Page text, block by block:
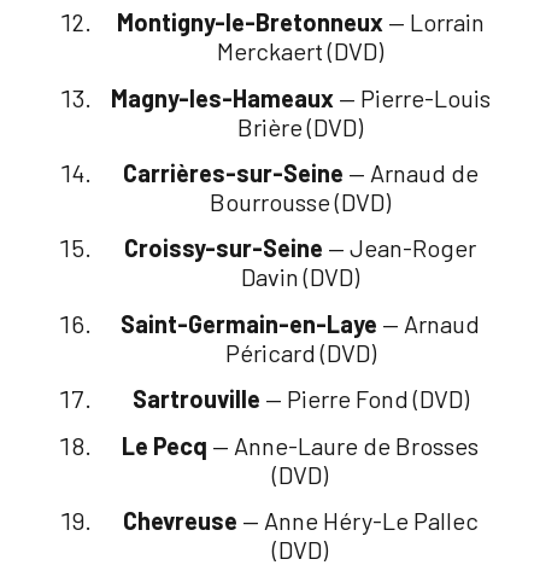
Montigny-le-Bretonneux— Lorrain
Merckaert (DVD)
Magny-les-Hameaux— Pierre-Louis
Brière (DVD)
Carrières-sur-Seine — Arnaud de
Bourrousse (DVD)
Croissy-sur-Seine — Jean-Roger
Davin (DVD)
Saint-Germain-en-Laye — Arnaud
Péricard (DVD)
Sartrouville — Pierre Fond (DVD)
Le Pecq — Anne-Laure de Brosses
(DVD)
Chevreuse — Anne Héry-Le Pallec
(DVD)